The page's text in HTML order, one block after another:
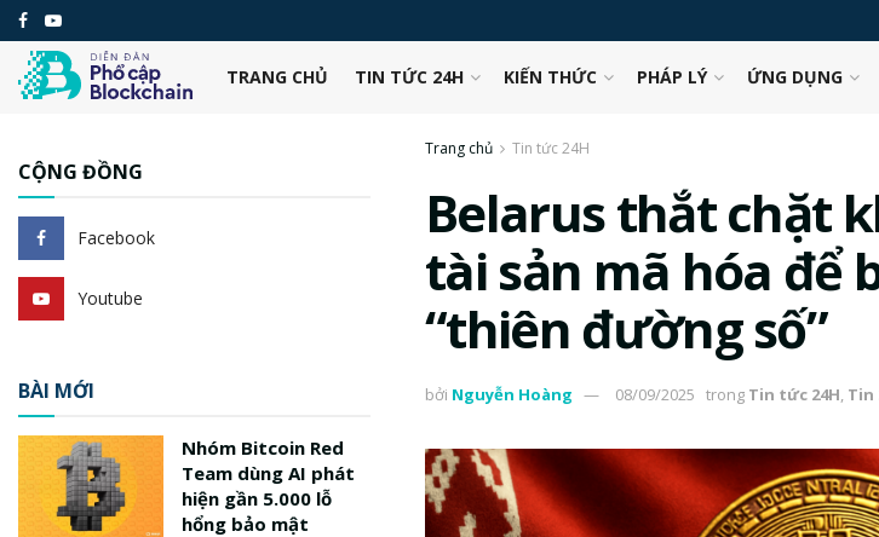
TRANG CHỦ TIN TỨC 24H KIẾN THỨC PHÁP LÝ ỨNG DỤNG
Trang chủ Tin tức 24H
Belarus thắt chặt
tài sản mã hóa để
“thiên đường số”
bởi Nguyễn Hoàng 08/09/2025 trong Tin tức 24H, Tin
CỘNG ĐỒNG
Facebook
Youtube
BÀI MỚI
Nhóm Bitcoin Red
Team dùng AI phát
hiện gần 5.000 lỗ
hổng bảo mật